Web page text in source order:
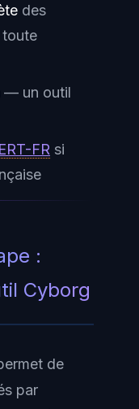
des
— un outil
FR si
:
Cyborg
de
par